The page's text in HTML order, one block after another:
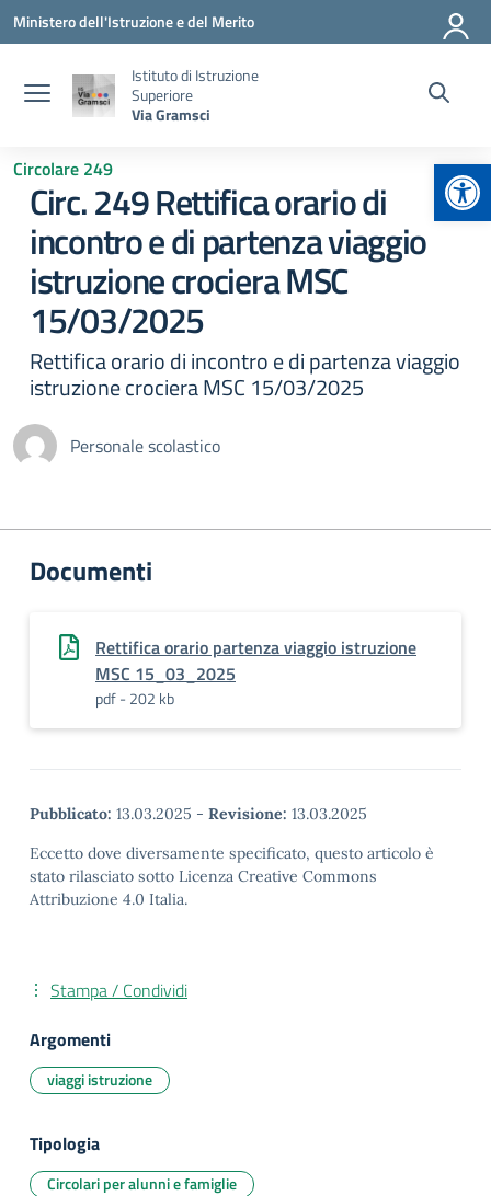
Vai ai contenuti
Vai al menu di navigazione
Vai al footer
Ministero dell'Istruzione e del Merito
Istituto di Istruzione
Superiore
Via Gramsci
Circolare 249
Circ. 249 Rettifica orario di
incontro e di partenza viaggio
istruzione crociera MSC
15/03/2025
Rettifica orario di incontro e di partenza viaggio
istruzione crociera MSC 15/03/2025
Personale scolastico
Documenti
Rettifica orario partenza viaggio istruzione
MSC 15_03_2025
pdf - 202 kb
Pubblicato: 13.03.2025 - Revisione: 13.03.2025
Eccetto dove diversamente specificato, questo articolo è
stato rilasciato sotto Licenza Creative Commons
Attribuzione 4.0 Italia.
Stampa / Condividi
Argomenti
viaggi istruzione
Tipologia
Circolari per alunni e famiglie